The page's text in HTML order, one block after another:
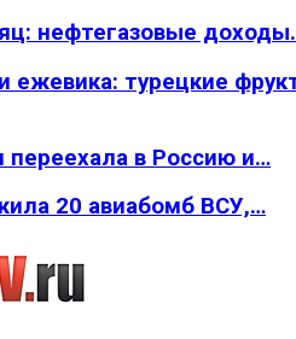
нефтегазовые
ежевика: турецкие
переехала в Россию и…
20 авиабомб ВСУ,…